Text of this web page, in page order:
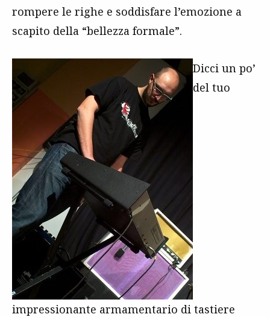
rompere le righe e soddisfare l’emozione a
scapito della “bellezza formale”.
Dicci un po’
del tuo
impressionante armamentario di tastiere